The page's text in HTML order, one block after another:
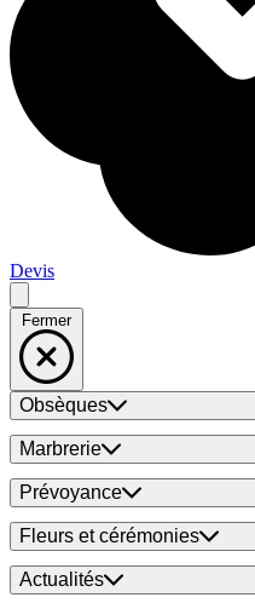
Devis
Fermer
Obsèques
Marbrerie
Prévoyance
Fleurs et cérémonies
Actualités